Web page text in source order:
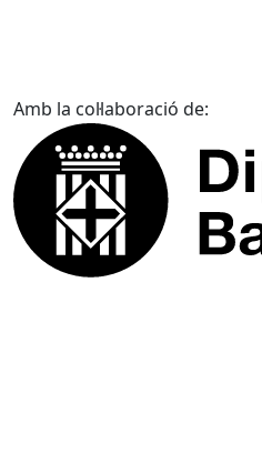
Amb la col·laboració de: